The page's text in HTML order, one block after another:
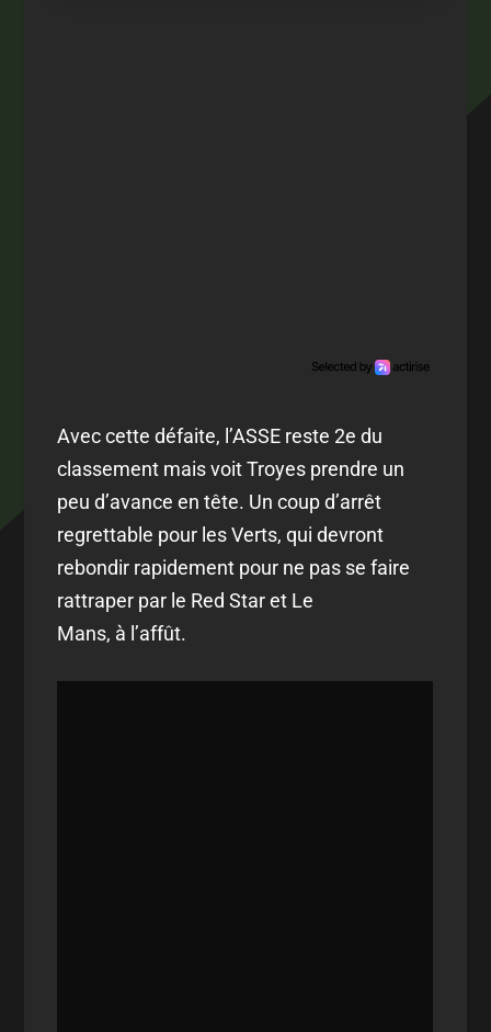
Avec cette défaite, l’ASSE reste 2e du
classement mais voit Troyes prendre un
peu d’avance en tête. Un coup d’arrêt
regrettable pour les Verts, qui devront
rebondir rapidement pour ne pas se faire
rattraper par le Red Star et Le
Mans, à l’affût.